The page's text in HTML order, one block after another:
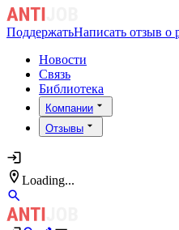
ПоддержатьНаписать отзыв о
Новости
Связь
Библиотека
Компании
Отзывы
Loading...